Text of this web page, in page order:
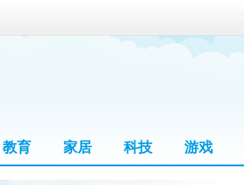
教育 家居 科技 游戏